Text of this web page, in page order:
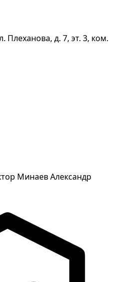
Плеханова, д. 7, эт. 3, ком.
Минаев Александр